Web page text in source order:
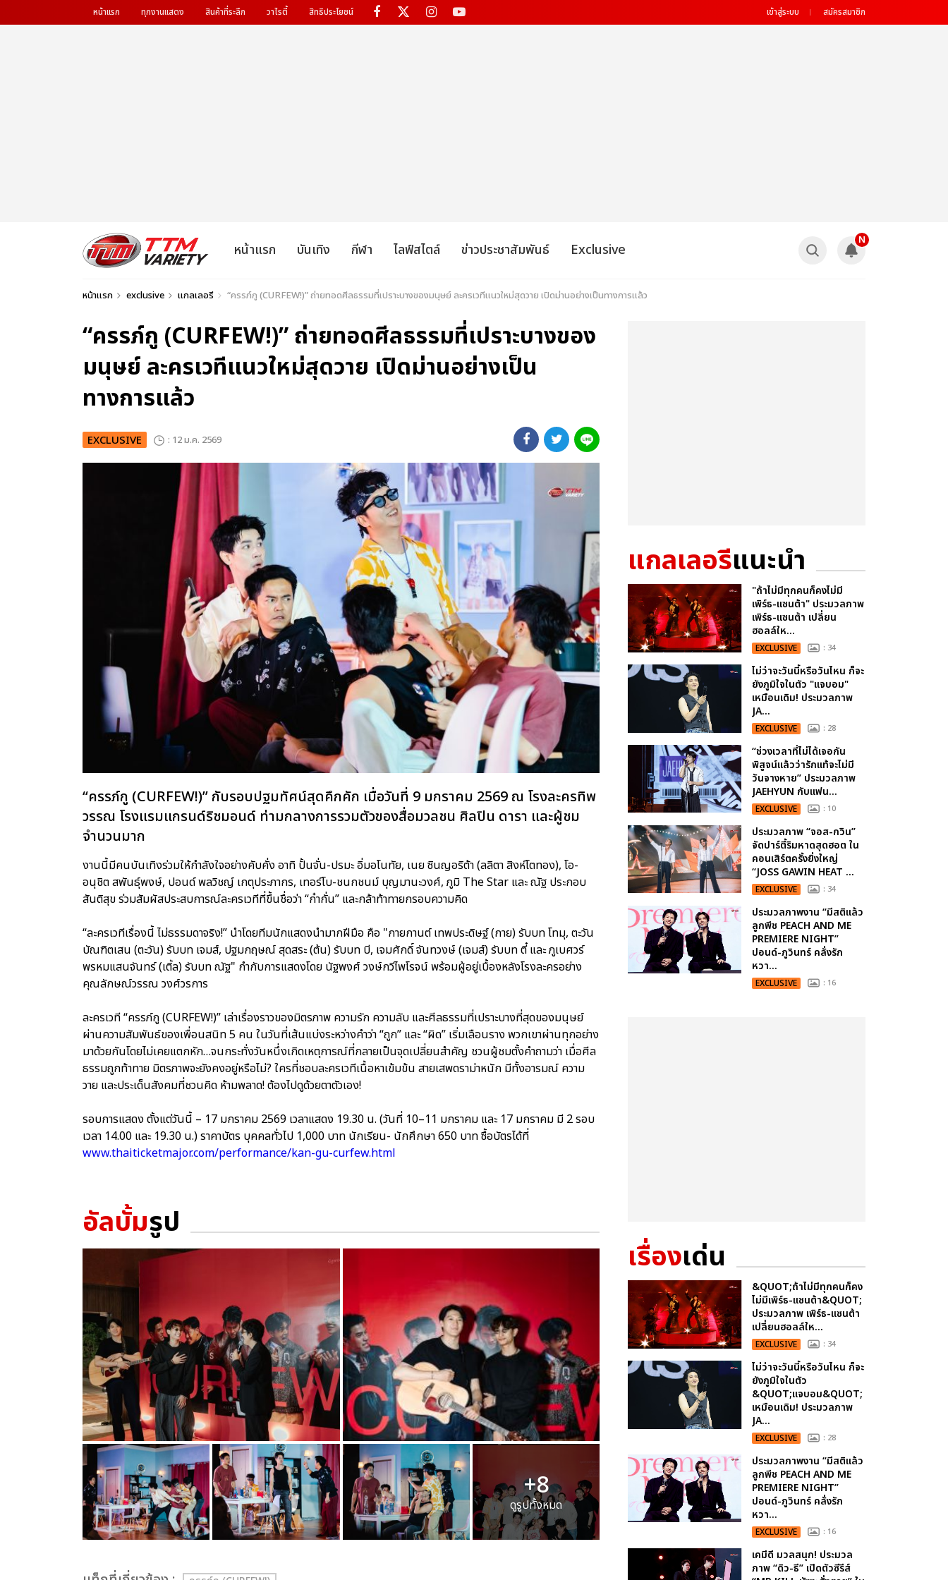
หน้าแรก ทุกงานแสดง สินค้าที่ระลึก วาไรตี้ สิทธิประโยชน์ เข้าสู่ระบบ สมัครสมาชิก
หน้าแรก บันเทิง กีฬา ไลฟ์สไตล์ ข่าวประชาสัมพันธ์ Exclusive
N
หน้าแรก exclusive แกลเลอรี “ครรภ์กู (CURFEW!)” ถ่ายทอดศีลธรรมที่เปราะบางของมนุษย์ ละครเวทีแนวใหม่สุดวาย เปิดม่านอย่างเป็นทางการแล้ว
“ครรภ์กู (CURFEW!)” ถ่ายทอดศีลธรรมที่เปราะบางของ
มนุษย์ ละครเวทีแนวใหม่สุดวาย เปิดม่านอย่างเป็น
ทางการแล้ว
EXCLUSIVE : 12 ม.ค. 2569
“ครรภ์กู (CURFEW!)” กับรอบปฐมทัศน์สุดคึกคัก เมื่อวันที่ 9 มกราคม 2569 ณ โรงละครทิพ
วรรณ โรงแรมแกรนด์ริชมอนด์ ท่ามกลางการรวมตัวของสื่อมวลชน ศิลปิน ดารา และผู้ชม
จำนวนมาก
งานนี้มีคนบันเทิงร่วมให้กำลังใจอย่างคับคั่ง อาทิ ปั้นจั่น-ปรมะ อิ่มอโนทัย, เนย ซินญอริต้า (ลลิตา สิงห์โตทอง), โอ-
อนุชิต สพันธุ์พงษ์, ปอนด์ พลวิชญ์ เกตุประภากร, เทอร์โบ-ชนกชนม์ บุญมานะวงศ์, ภูมิ The Star และ ณัฐ ประกอบ
สันติสุข ร่วมสัมผัสประสบการณ์ละครเวทีที่ขึ้นชื่อว่า “ก๋ากั่น” และกล้าท้าทายกรอบความคิด
“ละครเวทีเรื่องนี้ ไม่ธรรมดาจริง!” นำโดยทีมนักแสดงนำมากฝีมือ คือ "กายกานต์ เทพประดิษฐ์ (กาย) รับบท โทมุ, ตะวัน
บัณฑิตเสน (ตะวัน) รับบท เจมส์, ปฐมกฤษณ์ สุดสระ (ต้น) รับบท บี, เจมศักดิ์ จันทวงษ์ (เจมส์) รับบท ตี๋ และ ภูเบศวร์
พรหมแสนจันทร์ (เติ้ล) รับบท ณัฐ" กำกับการแสดงโดย นัฐพงศ์ วงษ์กวีไพโรจน์ พร้อมผู้อยู่เบื้องหลังโรงละครอย่าง
คุณลักษณ์วรรณ วงศ์วรการ
ละครเวที “ครรภ์กู (CURFEW!)” เล่าเรื่องราวของมิตรภาพ ความรัก ความลับ และศีลธรรมที่เปราะบางที่สุดของมนุษย์
ผ่านความสัมพันธ์ของเพื่อนสนิท 5 คน ในวันที่เส้นแบ่งระหว่างคำว่า “ถูก” และ “ผิด” เริ่มเลือนราง พวกเขาผ่านทุกอย่าง
มาด้วยกันโดยไม่เคยแตกหัก…จนกระทั่งวันหนึ่งเกิดเหตุการณ์ที่กลายเป็นจุดเปลี่ยนสำคัญ ชวนผู้ชมตั้งคำถามว่า เมื่อศีล
ธรรมถูกท้าทาย มิตรภาพจะยังคงอยู่หรือไม่? ใครที่ชอบละครเวทีเนื้อหาเข้มข้น สายเสพดราม่าหนัก มีทั้งอารมณ์ ความ
วาย และประเด็นสังคมที่ชวนคิด ห้ามพลาด! ต้องไปดูด้วยตาตัวเอง!
รอบการแสดง ตั้งแต่วันนี้ – 17 มกราคม 2569 เวลาแสดง 19.30 น. (วันที่ 10–11 มกราคม และ 17 มกราคม มี 2 รอบ
เวลา 14.00 และ 19.30 น.) ราคาบัตร บุคคลทั่วไป 1,000 บาท นักเรียน- นักศึกษา 650 บาท ซื้อบัตรได้ที่
www.thaiticketmajor.com/performance/kan-gu-curfew.html
อัลบั้มรูป
+8
ดูรูปทั้งหมด
แกลเลอรีแนะนำ
"ถ้าไม่มีทุกคนก็คงไม่มี
เพิร์ธ-แซนต้า" ประมวลภาพ
เพิร์ธ-แซนต้า เปลี่ยน
ฮอลล์ให...
EXCLUSIVE : 34
ไม่ว่าจะวันนี้หรือวันไหน ก็จะ
ยังภูมิใจในตัว "แจบอม"
เหมือนเดิม! ประมวลภาพ
JA...
EXCLUSIVE : 28
“ช่วงเวลาที่ไม่ได้เจอกัน
พิสูจน์แล้วว่ารักแท้จะไม่มี
วันจางหาย” ประมวลภาพ
JAEHYUN กับแฟน...
EXCLUSIVE : 10
ประมวลภาพ “จอส-กวิน”
จัดปาร์ตี้ริมหาดสุดฮอต ใน
คอนเสิร์ตครั้งยิ่งใหญ่
“JOSS GAWIN HEAT ...
EXCLUSIVE : 34
ประมวลภาพงาน “มีสติแล้ว
ลูกพีช PEACH AND ME
PREMIERE NIGHT”
ปอนด์-ภูวินทร์ คลั่งรัก
หวา...
EXCLUSIVE : 16
เรื่องเด่น
&QUOT;ถ้าไม่มีทุกคนก็คง
ไม่มีเพิร์ธ-แซนต้า&QUOT;
ประมวลภาพ เพิร์ธ-แซนต้า
เปลี่ยนฮอลล์ให...
EXCLUSIVE : 34
ไม่ว่าจะวันนี้หรือวันไหน ก็จะ
ยังภูมิใจในตัว
&QUOT;แจบอม&QUOT;
เหมือนเดิม! ประมวลภาพ
JA...
EXCLUSIVE : 28
ประมวลภาพงาน “มีสติแล้ว
ลูกพีช PEACH AND ME
PREMIERE NIGHT”
ปอนด์-ภูวินทร์ คลั่งรัก
หวา...
EXCLUSIVE : 16
เคมีดี มวลสนุก! ประมวล
ภาพ “ดิว-ธี” เปิดตัวซีรีส์